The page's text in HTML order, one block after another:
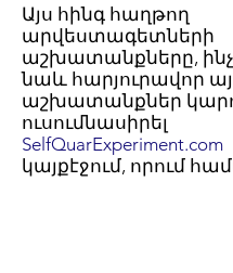
Այս հինգ հաղթող
արվեստագետների
աշխատանքները,
նաև հարյուրավոր
աշխատանքներ
ուսումնասիրել
SelfQuarExperiment.com
կայքէջում, որում